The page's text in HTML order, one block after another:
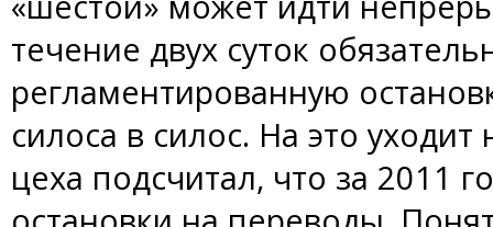
течение двух суток
регламентированную
силоса в силос. На это
цеха подсчитал, что за 2011